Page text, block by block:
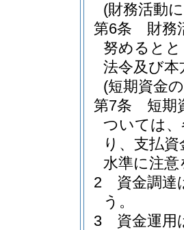
(財務活動
第6条
財務
努めると
法令及び
(短期資金
第7条
短期
ついては
り、支払
水準に注
2
資金調達
う。
3
資金運用